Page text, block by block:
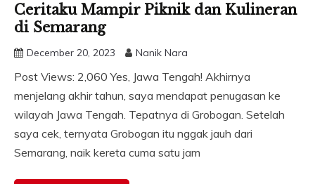
Ceritaku Mampir Piknik dan Kulineran
di Semarang
December 20, 2023 Nanik Nara
Post Views: 2,060 Yes, Jawa Tengah! Akhirnya
menjelang akhir tahun, saya mendapat penugasan ke
wilayah Jawa Tengah. Tepatnya di Grobogan. Setelah
saya cek, ternyata Grobogan itu nggak jauh dari
Semarang, naik kereta cuma satu jam